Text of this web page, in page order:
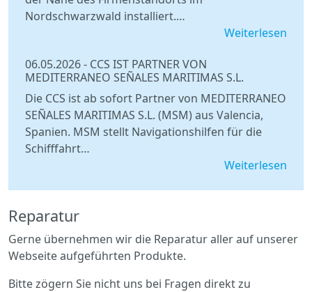
Nordschwarzwald installiert.…
Weiterlesen
06.05.2026- CCS IST PARTNER VON
MEDITERRANEO SEÑALES MARITIMAS S.L.
Die CCS ist ab sofort Partner von MEDITERRANEO
SEÑALES MARITIMAS S.L. (MSM) aus Valencia,
Spanien. MSM stellt Navigationshilfen für die
Schifffahrt…
Weiterlesen
Reparatur
Gerne übernehmen wir die Reparatur aller auf unserer
Webseite aufgeführten Produkte.
Bitte zögern Sie nicht uns bei Fragen direkt zu